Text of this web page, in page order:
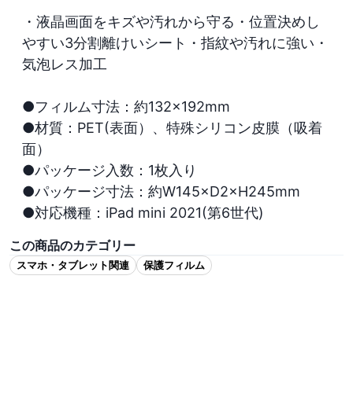
・液晶画面をキズや汚れから守る・位置決めし
やすい3分割離けいシート・指紋や汚れに強い・
気泡レス加工
●フィルム寸法：約132×192mm
●材質：PET(表面）、特殊シリコン皮膜（吸着
面）
●パッケージ入数：1枚入り
●パッケージ寸法：約W145×D2×H245mm
●対応機種：iPad mini 2021(第6世代)
この商品のカテゴリー
スマホ・タブレット関連 保護フィルム